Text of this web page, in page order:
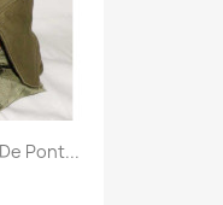
Pont...